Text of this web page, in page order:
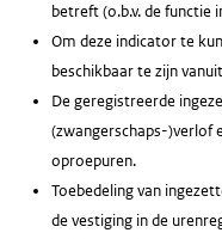
betreft (o.b.v. de functie
Om deze indicator te
beschikbaar te zijn
De geregistreerde
(zwangerschaps-)verlof
oproepuren.
Toebedeling van
de vestiging in de